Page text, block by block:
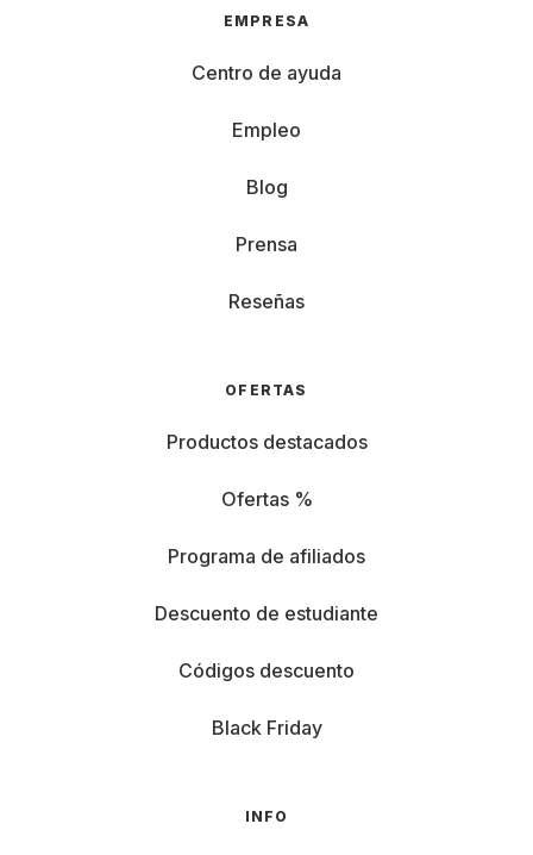
EMPRESA
Centro de ayuda
Empleo
Blog
Prensa
Reseñas
OFERTAS
Productos destacados
Ofertas %
Programa de afiliados
Descuento de estudiante
Códigos descuento
Black Friday
INFO